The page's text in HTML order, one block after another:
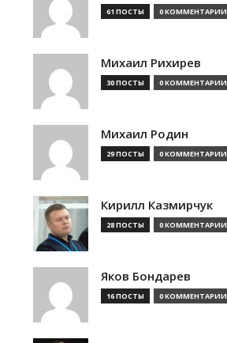
61 ПОСТЫ 0 КОММЕНТАРИИ
Михаил Рихирев
30 ПОСТЫ 0 КОММЕНТАРИИ
Михаил Родин
29 ПОСТЫ 0 КОММЕНТАРИИ
Кирилл Казмирчук
28 ПОСТЫ 0 КОММЕНТАРИИ
Яков Бондарев
16 ПОСТЫ 0 КОММЕНТАРИИ